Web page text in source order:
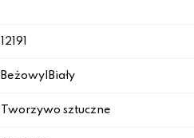
12191
Beżowy|Biały
Tworzywo sztuczne